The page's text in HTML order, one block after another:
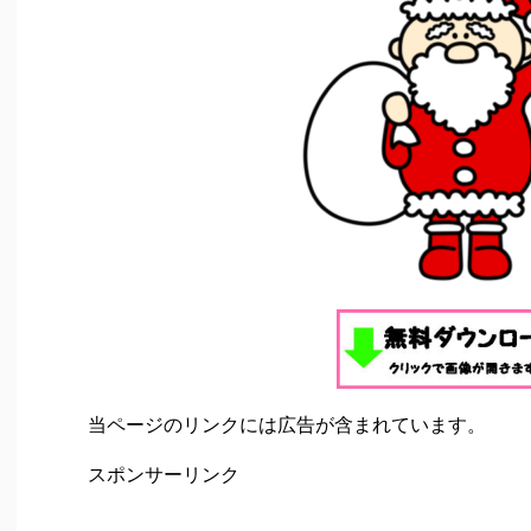
当ページのリンクには広告が含まれています。
スポンサーリンク